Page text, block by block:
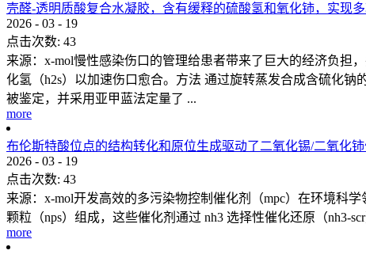
壳醛-透明质酸复合水凝胶，含有缓释的硫酸氢和氧化铈，实现
2026 - 03 - 19
点击次数: 43
来源：x-mol慢性感染伤口的管理给患者带来了巨大的经济负担
化氢（h2s）以加速伤口愈合。方法 通过旋转蒸发合成含硫化钠
被鉴定，并采用亚甲蓝法定量了 ...
more
布伦斯特酸位点的结构转化和原位生成驱动了二氧化锡/二氧化
2026 - 03 - 19
点击次数: 43
来源：x-mol开发高效的多污染物控制催化剂（mpc）在环境科
颗粒（nps）组成，这些催化剂通过 nh3 选择性催化还原（nh3-
more